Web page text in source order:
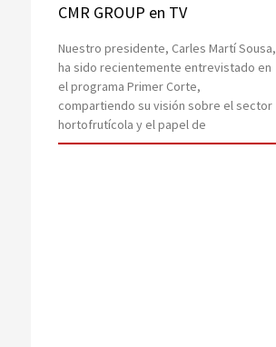
CMR GROUP en TV
Nuestro presidente, Carles Martí Sousa,
ha sido recientemente entrevistado en
el programa Primer Corte,
compartiendo su visión sobre el sector
hortofrutícola y el papel de